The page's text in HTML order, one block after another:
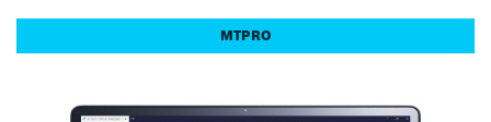
MTPRO